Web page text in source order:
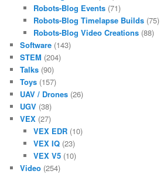
Robots-Blog Events(71)
Robots-Blog Timelapse Builds(75)
Robots-Blog Video Creations(88)
Software (143)
STEM (204)
Talks (90)
Toys (157)
UAV / Drones (26)
UGV (38)
VEX (27)
VEX EDR(10)
VEX IQ(23)
VEX V5(10)
Video (254)